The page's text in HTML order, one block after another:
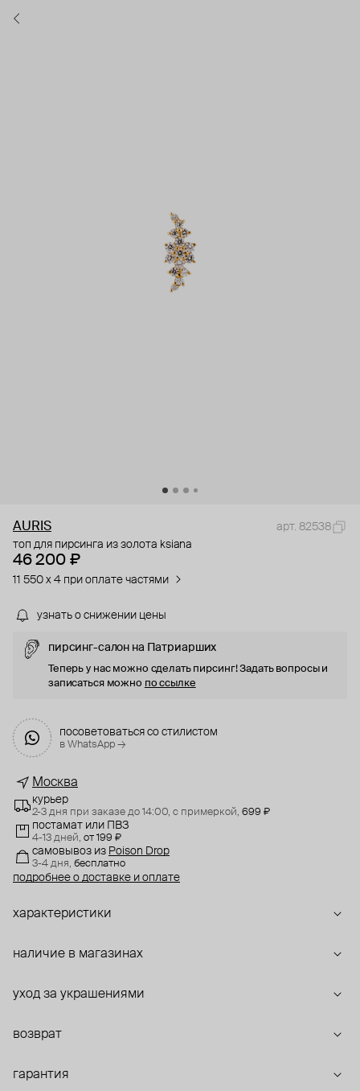
AURIS
арт. 82538
топ для пирсинга из золота ksiana
46 200 ₽
11 550 x 4 при оплате частями
узнать о снижении цены
пирсинг-салон на Патриарших
Теперь у нас можно сделать пирсинг! Задать вопросы и
записаться можно по ссылке
посоветоваться со стилистом
в WhatsApp →
Москва
курьер
2-3 дня при заказе до 14:00, с примеркой, 699 ₽
постамат или ПВЗ
4-13 дней, от 199 ₽
самовывоз из Poison Drop
3-4 дня, бесплатно
подробнее о доставке и оплате
характеристики
наличие в магазинах
уход за украшениями
возврат
гарантия